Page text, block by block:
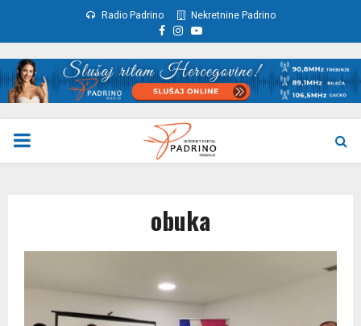
Radio Padrino Nekretnine Padrino
Facebook
Instagram
Youtube
PRIMARY
obuka